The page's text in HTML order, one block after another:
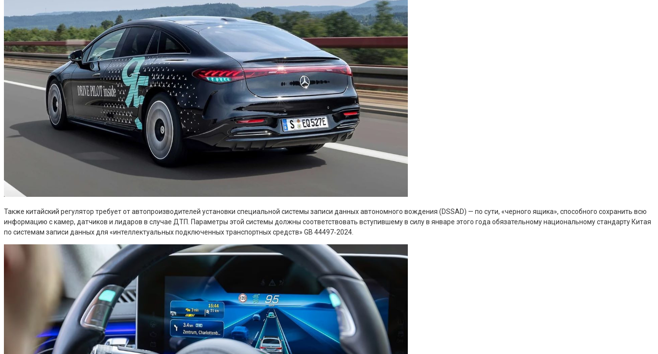
Также китайский регулятор требует от автопроизводителей установки специальной системы записи данных автономного вождения (DSSAD) — по сути, «черного ящика», способного сохранить всю
информацию с камер, датчиков и лидаров в случае ДТП. Параметры этой системы должны соответствовать вступившему в силу в январе этого года обязательному национальному стандарту Китая
по системам записи данных для «интеллектуальных подключенных транспортных средств» GB 44497‑2024.